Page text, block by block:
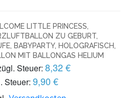
LITTLE PRINCESS,
ZU GEBURT,
BABYPARTY, HOLOGRAFISCH,
MIT BALLONGAS HELIUM
Steuer: 8,32 €
Steuer: 9,90 €